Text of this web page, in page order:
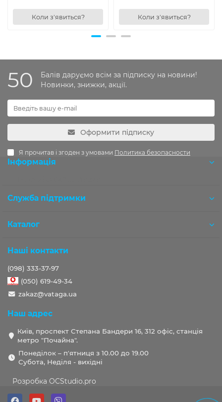
Коли з'явиться? Коли з'явиться?
50
Балів даруємо всім за підписку на новини!
Новинки, знижки, акції.
Оформити підписку
Я прочитав і згоден з умовами Политика безопасности
Інформація
Служба підтримки
Каталог
Наші контакти
(098) 333-37-97
(050) 619-49-34
zakaz@vataga.ua
Наш адрес
Київ, проспект Степана Бандери 16, 312 офіс, станція
метро "Почайна".
Понеділок – п'ятниця з 10.00 до 19.00
Субота, Неділя - вихідні
Розробка OCStudio.pro